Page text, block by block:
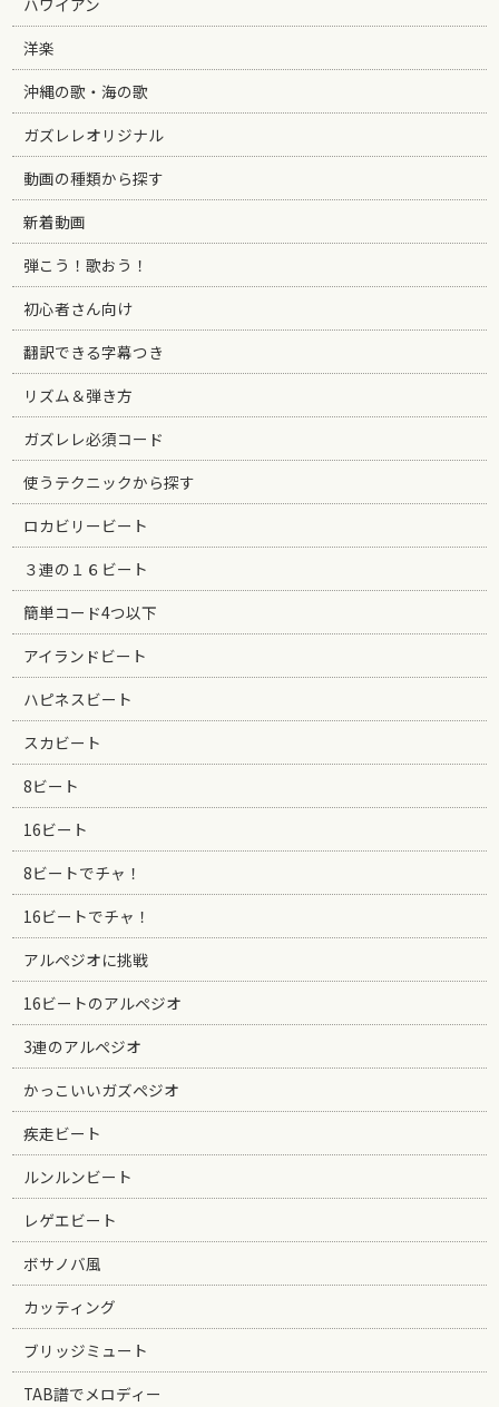
洋楽
沖縄の歌・海の歌
ガズレレオリジナル
動画の種類から探す
新着動画
弾こう！歌おう！
初心者さん向け
翻訳できる字幕つき
リズム＆弾き方
ガズレレ必須コード
使うテクニックから探す
ロカビリービート
３連の１６ビート
簡単コード4つ以下
アイランドビート
ハピネスビート
スカビート
8ビート
16ビート
8ビートでチャ！
16ビートでチャ！
アルペジオに挑戦
16ビートのアルペジオ
3連のアルペジオ
かっこいいガズペジオ
疾走ビート
ルンルンビート
レゲエビート
ボサノバ風
カッティング
ブリッジミュート
TAB譜でメロディー